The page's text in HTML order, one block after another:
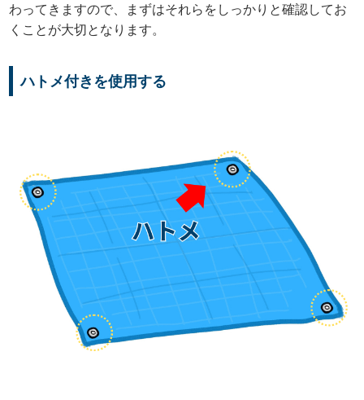
わってきますので、まずはそれらをしっかりと確認してお
くことが大切となります。
ハトメ付きを使用する